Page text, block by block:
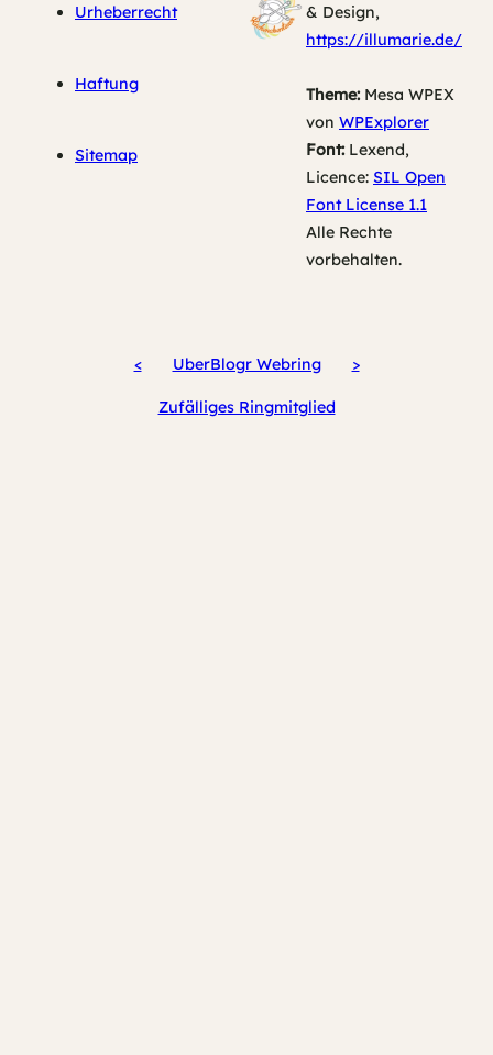
Urheberrecht
Haftung
Sitemap
& Design,
https://illumarie.de/
Theme:Mesa WPEX
von WPExplorer
Font:Lexend,
Licence: SIL Open
Font License 1.1
Alle Rechte
vorbehalten.
< UberBlogr Webring >
Zufälliges Ringmitglied